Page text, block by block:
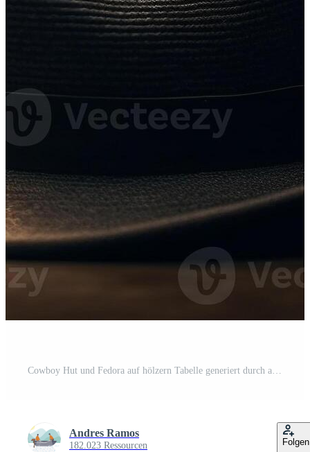
Cowboy Hut und Fedora auf hölzern Tabelle generiert durch ai Pro Foto
Andres Ramos
182.023 Ressourcen Folgen